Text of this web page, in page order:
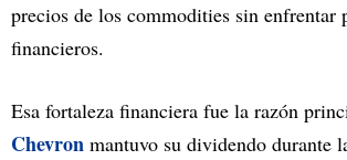
precios de los commodities sin enfrentar
financieros.
Esa fortaleza financiera fue la razón
Chevron mantuvo su dividendo durante